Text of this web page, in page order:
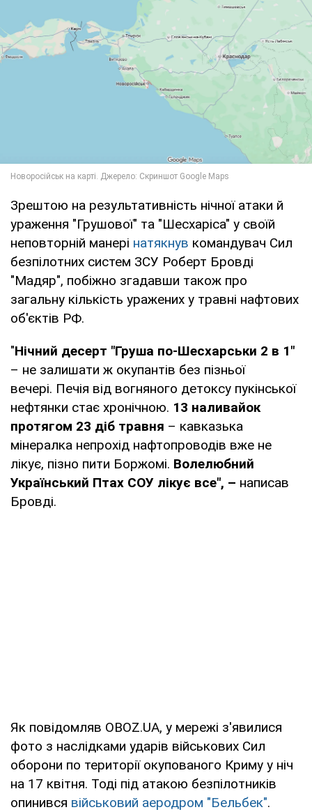
Зрештою на результативність нічної атаки й
ураження "Грушової" та "Шесхаріса" у своїй
неповторній манері натякнув командувач Сил
безпілотних систем ЗСУ Роберт Бровді
"Мадяр", побіжно згадавши також про
загальну кількість уражених у травні нафтових
об'єктів РФ.
"Нічний десерт "Груша по-Шесхарськи 2 в 1"
– не залишати ж окупантів без пізньої
вечері. Печія від вогняного детоксу пукінської
нефтянки стає хронічною. 13 наливайок
протягом 23 діб травня – кавказька
мінералка непрохід нафтопроводів вже не
лікує, пізно пити Боржомі. Волелюбний
Український Птах СОУ лікує все", – написав
Бровді.
Як повідомляв OBOZ.UA, у мережі з'явилися
фото з наслідками ударів військових Сил
оборони по території окупованого Криму у ніч
на 17 квітня. Тоді під атакою безпілотників
опинився військовий аеродром "Бельбек".